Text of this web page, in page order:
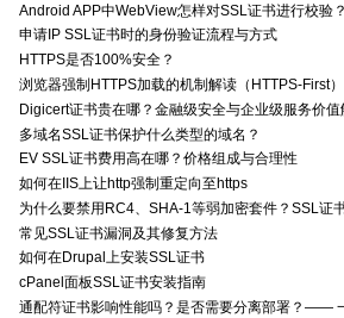
Android APP中WebView怎样对SSL证书进行校验？
申请IP SSL证书时的身份验证流程与方式
HTTPS是否100%安全？
浏览器强制HTTPS加载的机制解读（HTTPS-First）
Digicert证书贵在哪？金融级安全与企业级服务价值
多域名SSL证书保护什么类型的域名？
EV SSL证书费用高在哪？价格组成与合理性
如何在IIS上让http强制重定向至https
为什么要禁用RC4、SHA-1等弱加密套件？SSL证
常见SSL证书漏洞及其修复方法
如何在Drupal上安装SSL证书
cPanel面板SSL证书安装指南
通配符证书影响性能吗？是否需要分离部署？——